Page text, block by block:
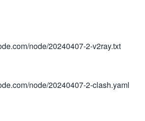
node/20240407-2-v2ray.txt
node/20240407-2-clash.yaml